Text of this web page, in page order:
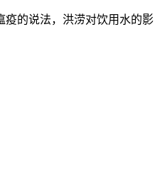
疫的说法，洪涝对饮用水的影